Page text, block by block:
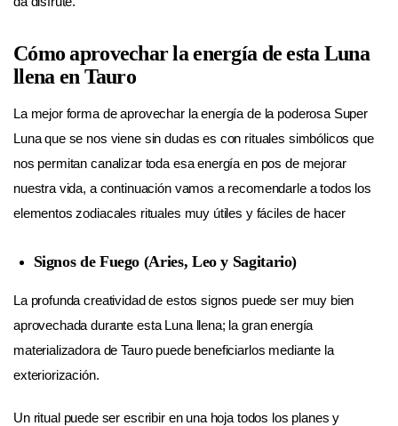
Cómo aprovechar la energía de esta Luna
llena en Tauro
La mejor forma de aprovechar la energía de la poderosa Super
Luna que se nos viene sin dudas es con rituales simbólicos que
nos permitan canalizar toda esa energía en pos de mejorar
nuestra vida, a continuación vamos a recomendarle a todos los
elementos zodiacales rituales muy útiles y fáciles de hacer
Signos de Fuego (Aries, Leo y Sagitario)
La profunda creatividad de estos signos puede ser muy bien
aprovechada durante esta Luna llena; la gran energía
materializadora de Tauro puede beneficiarlos mediante la
exteriorización.
Un ritual puede ser escribir en una hoja todos los planes y